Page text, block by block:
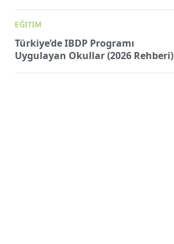
EĞITIM
Türkiye’de IBDP Programı
Uygulayan Okullar (2026 Rehberi)